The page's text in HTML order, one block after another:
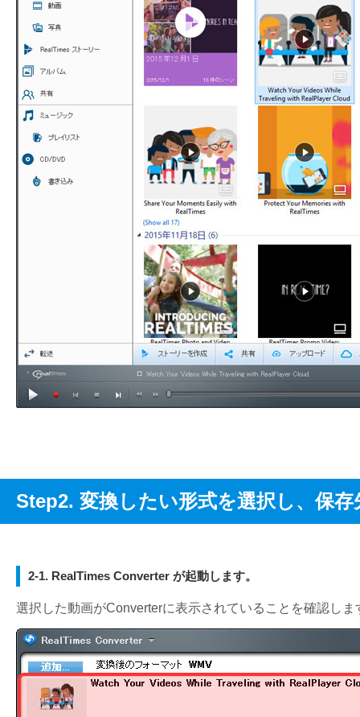
Step2. 変換したい形式を選択し、保存
2-1. RealTimes Converter が起動します。
選択した動画がConverterに表示されていることを確認しま